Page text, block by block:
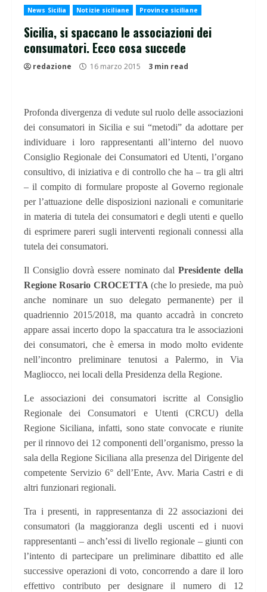
News Sicilia Notizie siciliane Province siciliane
Sicilia, si spaccano le associazioni dei
consumatori. Ecco cosa succede
redazione 16 marzo 2015 3 min read
Profonda divergenza di vedute sul ruolo delle associazioni
dei consumatori in Sicilia e sui “metodi” da adottare per
individuare i loro rappresentanti all’interno del nuovo
Consiglio Regionale dei Consumatori ed Utenti, l’organo
consultivo, di iniziativa e di controllo che ha – tra gli altri
– il compito di formulare proposte al Governo regionale
per l’attuazione delle disposizioni nazionali e comunitarie
in materia di tutela dei consumatori e degli utenti e quello
di esprimere pareri sugli interventi regionali connessi alla
tutela dei consumatori.
Il Consiglio dovrà essere nominato dal Presidente della
Regione Rosario CROCETTA (che lo presiede, ma può
anche nominare un suo delegato permanente) per il
quadriennio 2015/2018, ma quanto accadrà in concreto
appare assai incerto dopo la spaccatura tra le associazioni
dei consumatori, che è emersa in modo molto evidente
nell’incontro preliminare tenutosi a Palermo, in Via
Magliocco, nei locali della Presidenza della Regione.
Le associazioni dei consumatori iscritte al Consiglio
Regionale dei Consumatori e Utenti (CRCU) della
Regione Siciliana, infatti, sono state convocate e riunite
per il rinnovo dei 12 componenti dell’organismo, presso la
sala della Regione Siciliana alla presenza del Dirigente del
competente Servizio 6° dell’Ente, Avv. Maria Castri e di
altri funzionari regionali.
Tra i presenti, in rappresentanza di 22 associazioni dei
consumatori (la maggioranza degli uscenti ed i nuovi
rappresentanti – anch’essi di livello regionale – giunti con
l’intento di partecipare un preliminare dibattito ed alle
successive operazioni di voto, concorrendo a dare il loro
effettivo contributo per designare il numero di 12